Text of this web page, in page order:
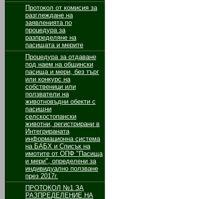
Протокол от комисия за
разглеждане на
заявленията по
процедура за
разпределяне на
пасищата и мерите
Процедура за отдаване
под наем на общински
пасища и мери, без търг
или конкурс на
собственици или
ползватели на
животновъдни обекти с
пасищни
селскостопански
животни, регистрирани в
Интегрираната
информационна система
на БАБХ и Списък на
имотите от ОПФ "Пасища
и мери", определени за
индивидуално ползване
през 2017г.
ПРОТОКОЛ №1 ЗА
РАЗПРЕДЕЛЕНИЕ НА